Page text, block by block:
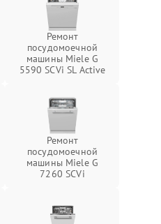
Ремонт
посудомоечной
машины Miele G
5590 SCVi SL Active
Ремонт
посудомоечной
машины Miele G
7260 SCVi